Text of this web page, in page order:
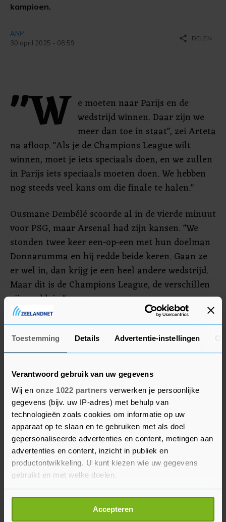
Toestemming Details Advertentie-instellingen
Verantwoord gebruik van uw gegevens
Wij en onze 1022 partners verwerken je persoonlijke
gegevens (bijv. uw IP-adres) met behulp van
technologieën zoals cookies om informatie op uw
apparaat op te slaan en te gebruiken met als doel
gepersonaliseerde advertenties en content, metingen aan
advertenties en content, inzicht in publiek en
productontwikkeling. U kunt kiezen wie uw gegevens
gebruikt en met welke doelen.
Als u het toestaat, willen we ook graag:
Informatie verzamelen over uw geografische
Accepteren
kampioen.
ANP
30 april 2025 - 08:59
share DELEN
"W e moeten naar Parijs en de
wedstrijd winnen. Daar zijn we
meer dan toe in staat", zei Arteta
na afloop. "Als je de Champions League wilt
winnen, moet je iets speciaals doen, en we zullen
in Parijs iets speciaals moeten doen. We hebben
nog steeds veel kans om die finale te halen."
Ousmane Dembélé scoorde al in de vierde minuut
voor PSG, maar Arsenal had zijn kansen. "We
stonden twee keer een-op-een met hun doelman
Donnarumma en hij redde beide keren. Gaan ze
er wel in, dan krijg je een heel andere wedstrijd.
Maar dit is de Champions League, de verschillen
zijn zo klein."
De return in Parijs is op 7 mei.